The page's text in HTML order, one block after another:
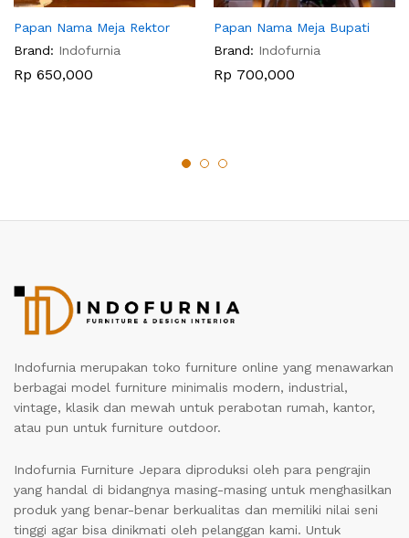
Papan Nama Meja Rektor
Brand: Indofurnia
Rp 650,000
Papan Nama Meja Bupati
Brand: Indofurnia
Rp 700,000
Indofurnia merupakan toko furniture online yang menawarkan
berbagai model furniture minimalis modern, industrial,
vintage, klasik dan mewah untuk perabotan rumah, kantor,
atau pun untuk furniture outdoor.
Indofurnia Furniture Jepara diproduksi oleh para pengrajin
yang handal di bidangnya masing-masing untuk menghasilkan
produk yang benar-benar berkualitas dan memiliki nilai seni
tinggi agar bisa dinikmati oleh pelanggan kami. Untuk